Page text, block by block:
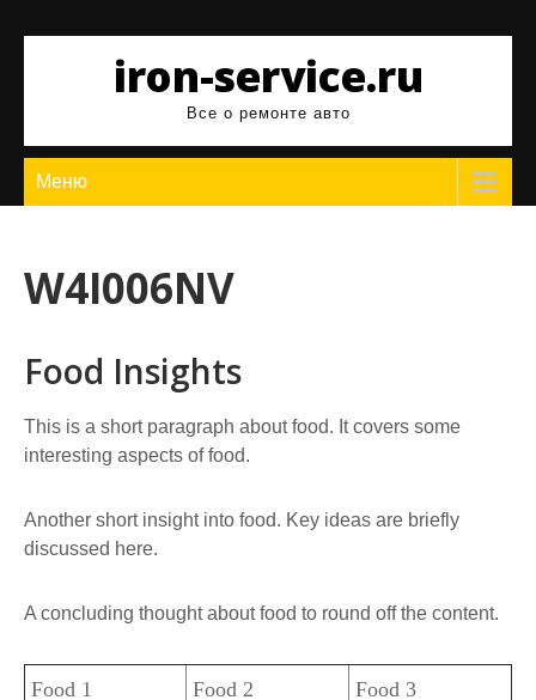
содержимомуiron-service.ru
Все о ремонте авто
Меню
W4I006NV
Food Insights
This is a short paragraph about food. It covers some
interesting aspects of food.
Another short insight into food. Key ideas are briefly
discussed here.
A concluding thought about food to round off the content.
Food 1 Food 2 Food 3